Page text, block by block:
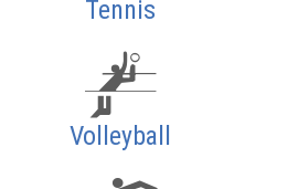
Tennis
Volleyball